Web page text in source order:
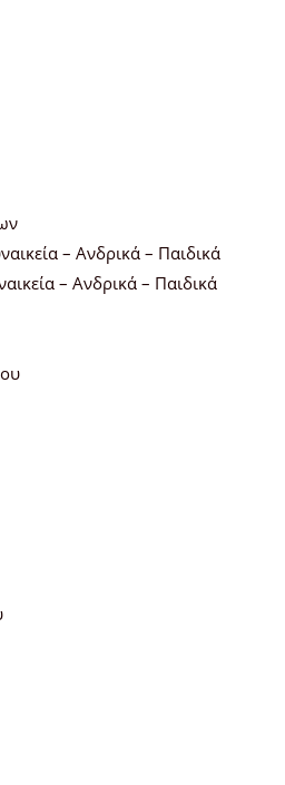
– Ανδρικά – Παιδικά
– Ανδρικά – Παιδικά